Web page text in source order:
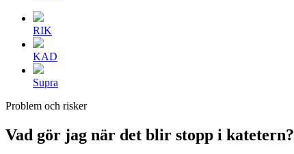
RIK
KAD
Supra
Problem och risker
Vad gör jag när det blir stopp i katetern?